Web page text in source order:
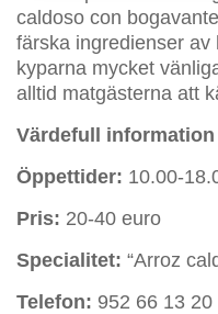
caldoso con
färska ingredienser
kyparna mycket
alltid matgästerna att
Värdefull information
Öppettider: 10.00-
Pris: 20-40 euro
Specialitet: “Arroz
Telefon: 952 66 13 20